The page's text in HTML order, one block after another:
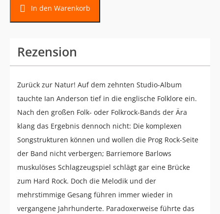
In den Warenkorb
Rezension
Zurück zur Natur! Auf dem zehnten Studio-Album
tauchte Ian Anderson tief in die englische Folklore ein.
Nach den großen Folk- oder Folkrock-Bands der Ära
klang das Ergebnis dennoch nicht: Die komplexen
Songstrukturen können und wollen die Prog Rock-Seite
der Band nicht verbergen; Barriemore Barlows
muskulöses Schlagzeugspiel schlägt gar eine Brücke
zum Hard Rock. Doch die Melodik und der
mehrstimmige Gesang führen immer wieder in
vergangene Jahrhunderte. Paradoxerweise führte das